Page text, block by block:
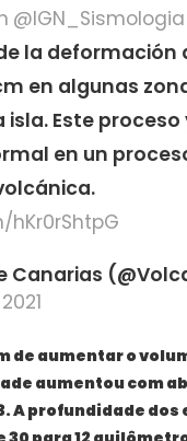
@IGN_Sismologia
la deformación
en algunas
isla. Este proceso
en un
Canarias
de aumentar o
aumentou com
A profundidade